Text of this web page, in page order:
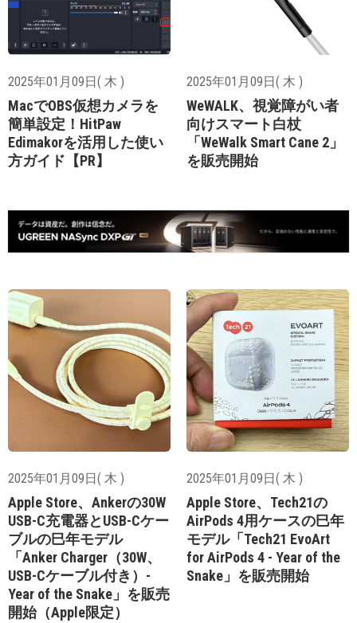
2025年01月09日( 木 )
MacでOBS仮想カメラを
簡単設定！HitPaw
Edimakorを活用した使い
方ガイド【PR】
2025年01月09日( 木 )
WeWALK、視覚障がい者
向けスマート白杖
「WeWalk Smart Cane 2」
を販売開始
2025年01月09日( 木 )
Apple Store、Ankerの30W
USB-C充電器とUSB-Cケー
ブルの巳年モデル
「Anker Charger（30W、
USB-Cケーブル付き）-
Year of the Snake」を販売
開始（Apple限定）
2025年01月09日( 木 )
Apple Store、Tech21の
AirPods 4用ケースの巳年
モデル「Tech21 EvoArt
for AirPods 4 - Year of the
Snake」を販売開始